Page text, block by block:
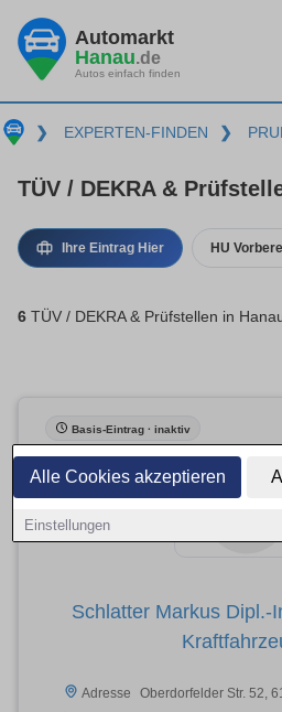
Alle Cookies akzeptieren
Einstellungen
Automarkt
Hanau.de
Autos einfach finden
❯ EXPERTEN-FINDEN ❯
TÜV / DEKRA &
Ihre Eintrag Hier HU
6 TÜV / DEKRA & Prüfstellen in
Basis-Eintrag · inaktiv
Schlatter Markus Dipl.-
Adresse
Oberdorfelder Str. 52,